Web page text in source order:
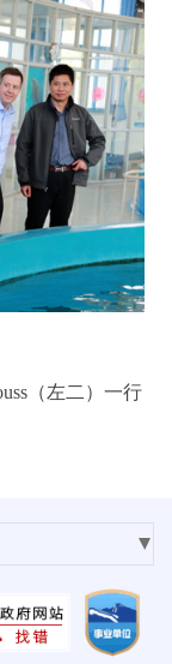
（左二）一行